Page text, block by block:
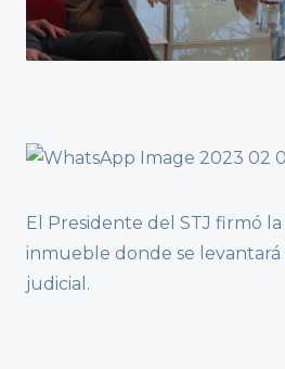
El Presidente del STJ firmó la
inmueble donde se levantará
judicial.